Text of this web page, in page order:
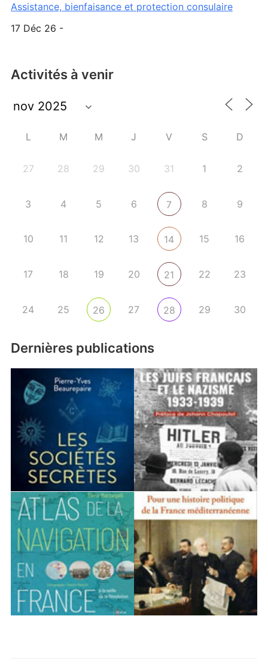
Assistance, bienfaisance et protection consulaire
17 Déc 26 -
Activités à venir
L M M J V S D
27 28 29 30 31 1 2
3 4 5 6 7 8 9
10 11 12 13 14 15 16
17 18 19 20 21 22 23
24 25 26 27 28 29 30
Dernières publications